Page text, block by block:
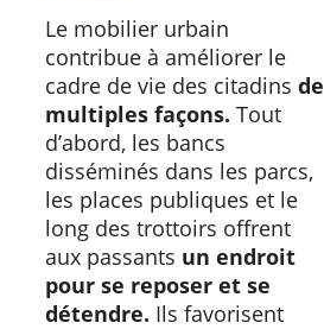
Le mobilier urbain
contribue à améliorer le
cadre de vie des citadins de
multiples façons. Tout
d’abord, les bancs
disséminés dans les parcs,
les places publiques et le
long des trottoirs offrent
aux passants un endroit
pour se reposer et se
détendre. Ils favorisent